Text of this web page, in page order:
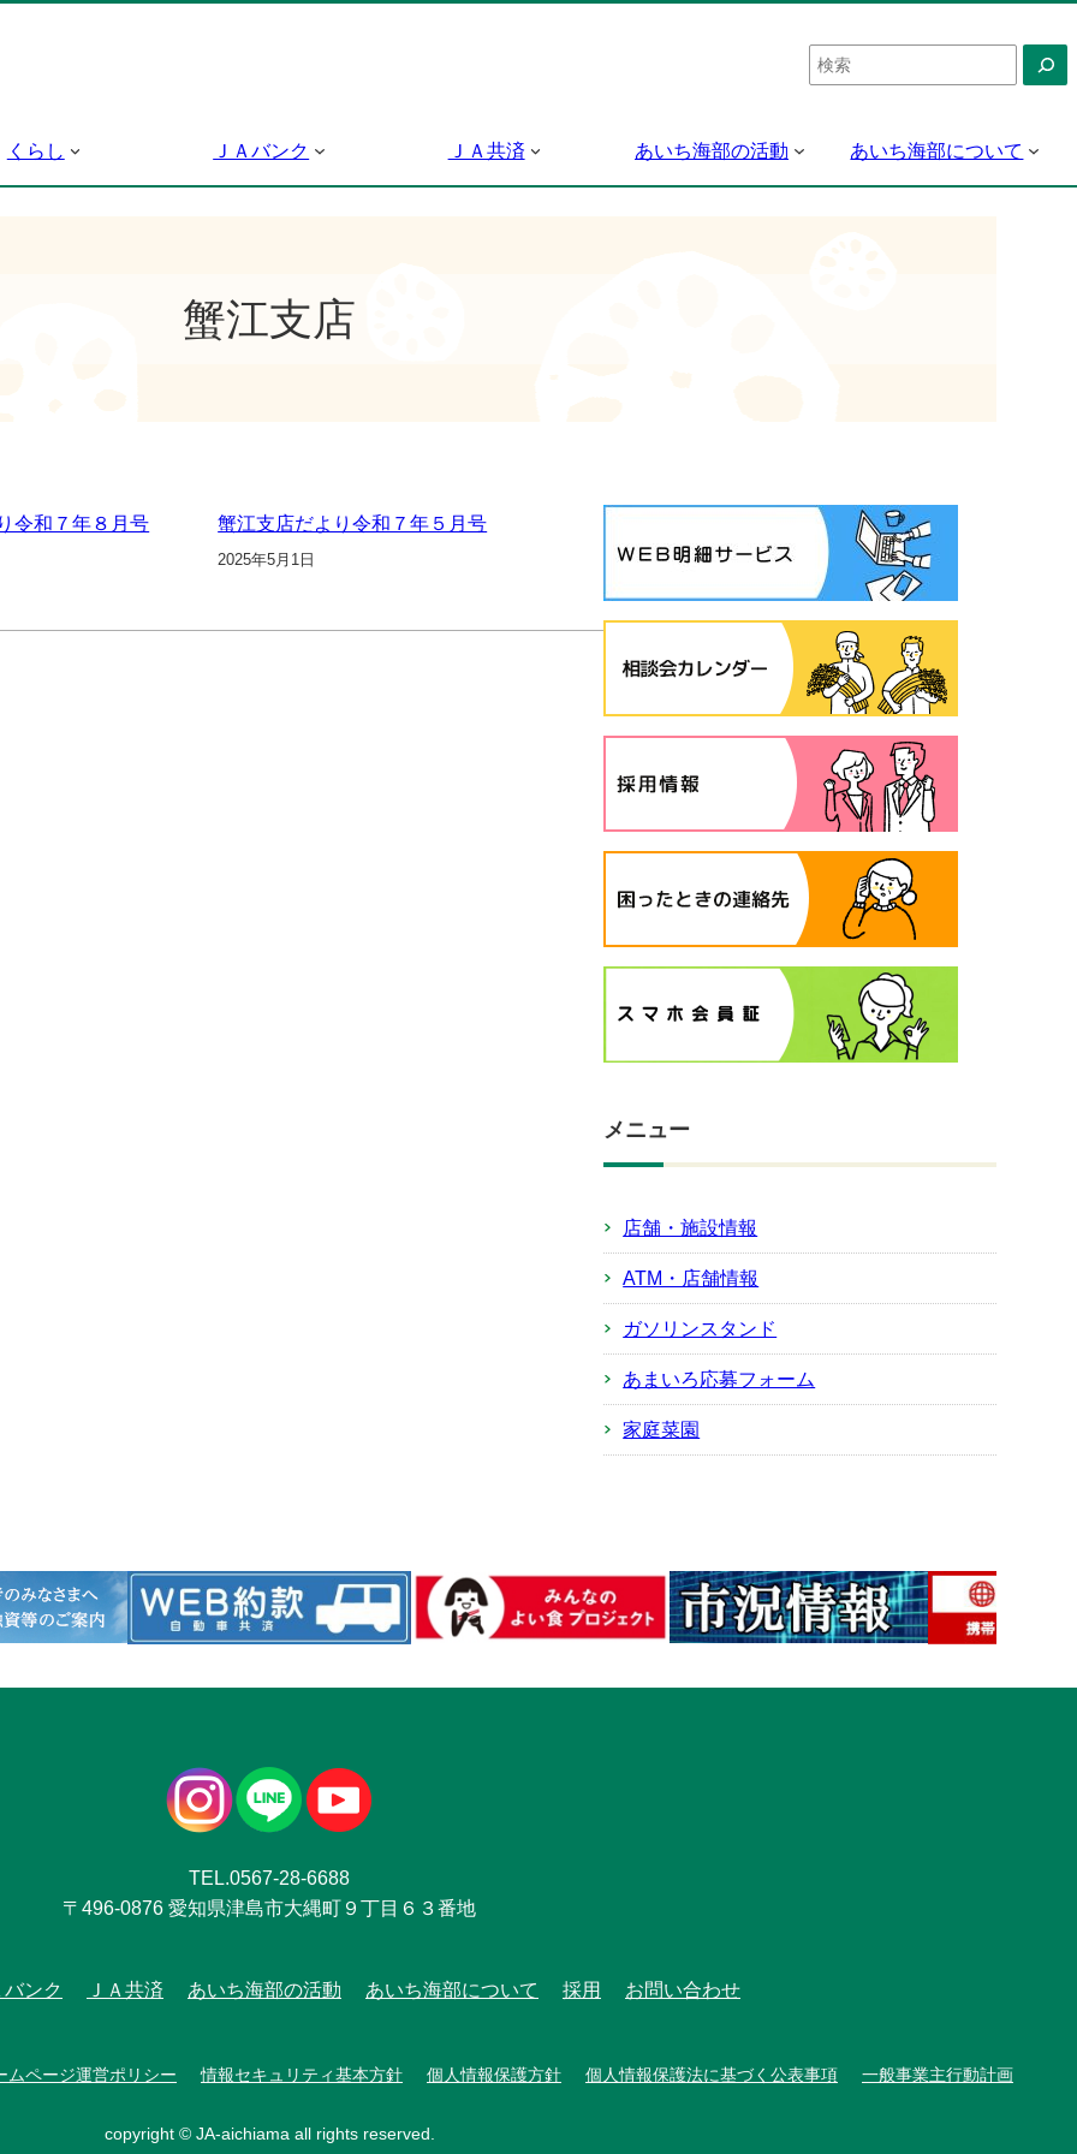
検
索
くらし ＪＡバンク ＪＡ共済 あいち海部の活動 あいち海部について
蟹江支店
令和７年８月号 蟹江支店だより令和７年５月号
2025年5月1日
メニュー
店舗・施設情報
ATM・店舗情報
ガソリンスタンド
あまいろ応募フォーム
家庭菜園
TEL.0567-28-6688
〒496-0876 愛知県津島市大縄町９丁目６３番地
バンク ＪＡ共済 あいち海部の活動 あいち海部について 採用 お問い合わせ
ムページ運営ポリシー 情報セキュリティ基本方針 個人情報保護方針 個人情報保護法に基づく公表事項 一般事業主行動計画
copyright © JA-aichiama all rights reserved.